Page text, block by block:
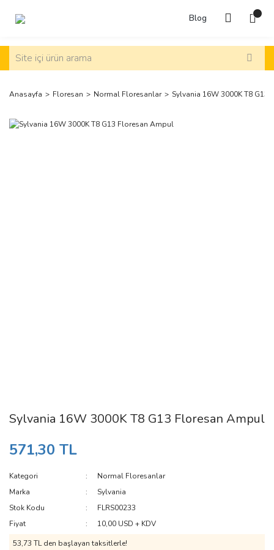
Blog
Anasayfa Floresan Normal Floresanlar Sylvania 16W 3000K T8 G13
Sylvania 16W 3000K T8 G13 Floresan Ampul
571,30 TL
Kategori
Normal Floresanlar
Marka
Sylvania
Stok Kodu
FLRS00233
Fiyat
10,00 USD + KDV
53,73 TL den başlayan taksitlerle!